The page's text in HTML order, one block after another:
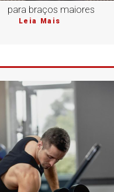
para braços maiores
Leia Mais